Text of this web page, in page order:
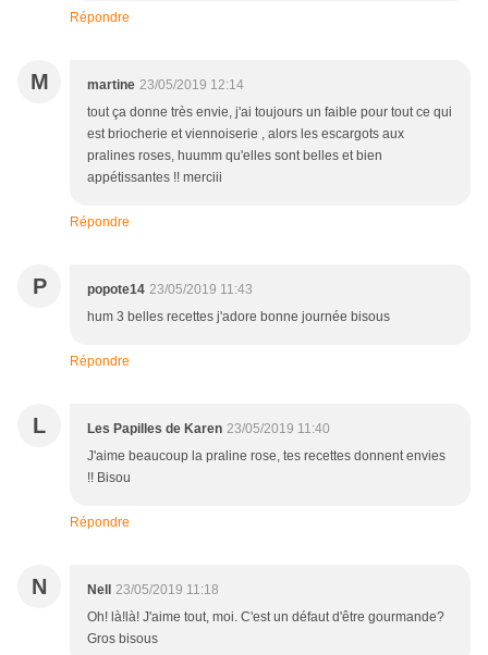
Répondre
M martine 23/05/2019 12:14
tout ça donne très envie, j'ai toujours un faible pour tout ce qui
est briocherie et viennoiserie , alors les escargots aux
pralines roses, huumm qu'elles sont belles et bien
appétissantes !! merciii
Répondre
P popote14 23/05/2019 11:43
hum 3 belles recettes j'adore bonne journée bisous
Répondre
L Les Papilles de Karen 23/05/2019 11:40
J'aime beaucoup la praline rose, tes recettes donnent envies
!! Bisou
Répondre
N Nell
23/05/2019 11:18
Oh! là!là! J'aime tout, moi. C'est un défaut d'être gourmande?
Gros bisous